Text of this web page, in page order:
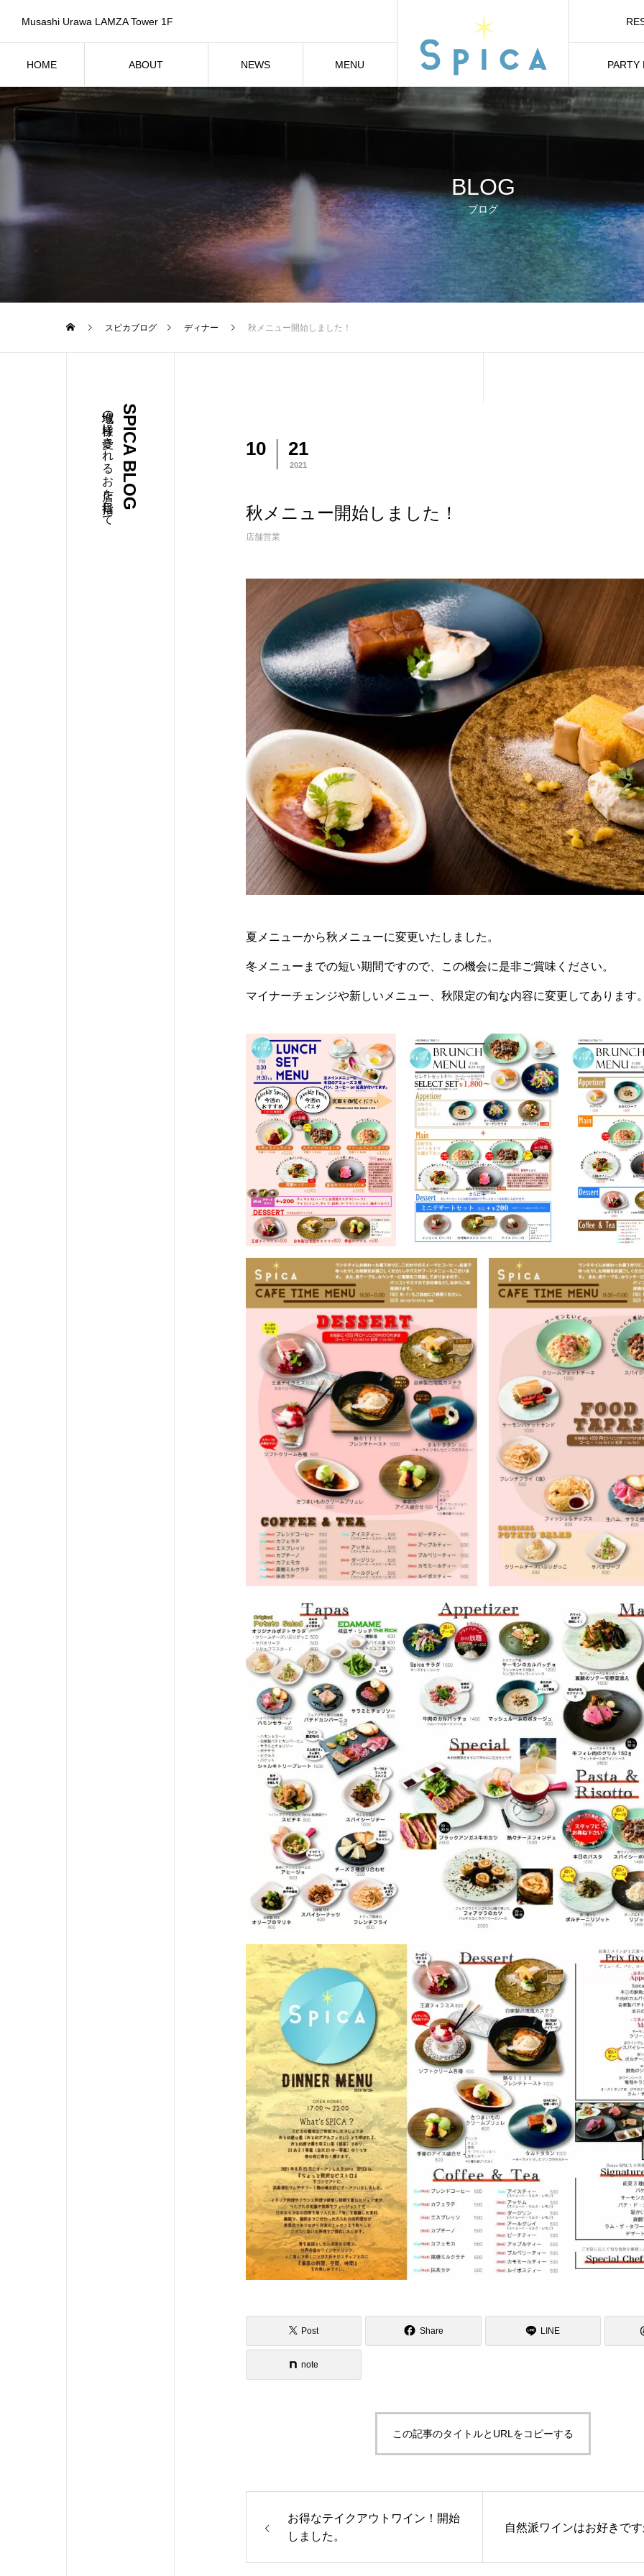
HOME
ABOUT
NEWS
MENU
PARTY
Musashi Urawa LAMZA Tower 1F
BLOG
ブログ
スピカブログ ディナー 秋メニュー開始しました！
SPICA BLOG
地域の皆様に愛されるお店を目指して 10 21
2021
秋メニュー開始しました！
店舗営業
夏メニューから秋メニューに変更いたしました。
冬メニューまでの短い期間ですので、この機会に是非ご賞味ください。
マイナーチェンジや新しいメニュー、秋限定の旬な内容に変更してあります
Post Share LINE
note
この記事のタイトルとURLをコピーする
お得なテイクアウトワイン！開始
しました。
自然派ワインはお好きで